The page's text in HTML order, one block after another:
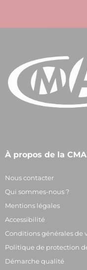
À propos de la
Nous contacter
Qui sommes-nous ?
Mentions légales
Accessibilité
Conditions générales de
Politique de protection
Démarche qualité